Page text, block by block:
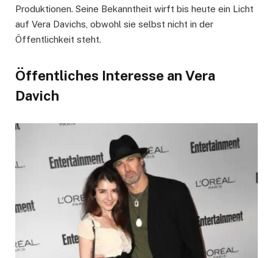
Produktionen. Seine Bekanntheit wirft bis heute ein Licht
auf Vera Davichs, obwohl sie selbst nicht in der
Öffentlichkeit steht.
Öffentliches Interesse an Vera
Davich